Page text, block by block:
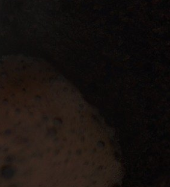
ん勝ち！あなた流の楽しみ方で自由に参加